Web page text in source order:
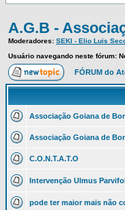
A.G.B -
Moderadores: SEKI - Elio Luis
Usuário navegando neste fórum:
FÓRUM do
Associação Goiana de
Associação Goiana de
C.O.N.T.A.T.O
Intervenção Ulmus
pode ter maior mais não